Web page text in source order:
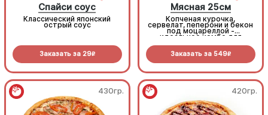
Спайси соус
Классический японский
острый соус
Заказать за 29R
Мясная 25см
Копченая курочка,
сервелат, пеперони и бекон
под моцареллой -
идеальное комбо для
Заказать за 549R
430гр. 420гр.